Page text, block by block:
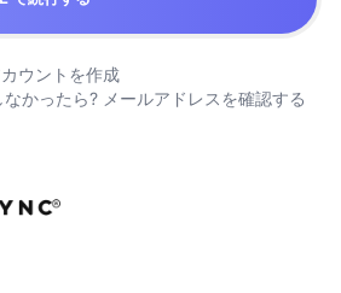
ウントを作成
なかったら? メールアドレスを確認する